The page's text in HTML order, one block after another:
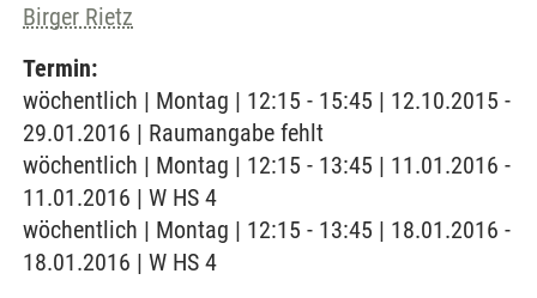
Birger Rietz
Termin:
wöchentlich | Montag | 12:15 - 15:45 | 12.10.2015 -
29.01.2016 | Raumangabe fehlt
wöchentlich | Montag | 12:15 - 13:45 | 11.01.2016 -
11.01.2016 | W HS 4
wöchentlich | Montag | 12:15 - 13:45 | 18.01.2016 -
18.01.2016 | W HS 4